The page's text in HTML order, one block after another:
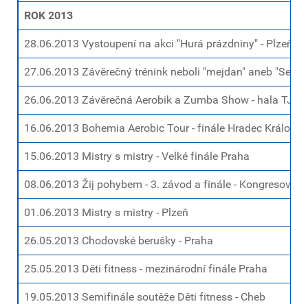
ROK 2013
28.06.2013 Vystoupení na akci "Hurá prázdniny" - Plzeň
27.06.2013 Závěrečný trénink neboli "mejdan" aneb
26.06.2013 Závěrečná Aerobik a Zumba Show - hala TJ
16.06.2013 Bohemia Aerobic Tour - finále Hradec Králové
15.06.2013 Mistry s mistry - Velké finále Praha
08.06.2013 Žij pohybem - 3. závod a finále - Kongresové
01.06.2013 Mistry s mistry - Plzeň
26.05.2013 Chodovské berušky - Praha
25.05.2013 Děti fitness - mezinárodní finále Praha
19.05.2013 Semifinále soutěže Děti fitness - Cheb